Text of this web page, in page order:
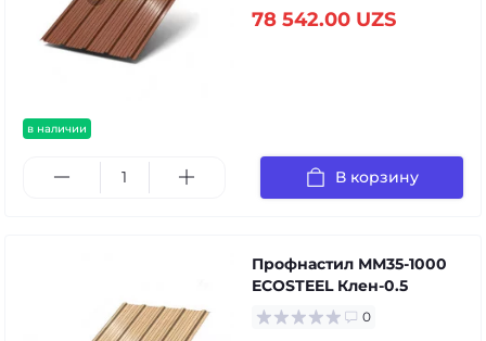
в наличии
78 542.00 UZS
В корзину
Профнастил ММ35-1000
ECOSTEEL Клен-0.5
0